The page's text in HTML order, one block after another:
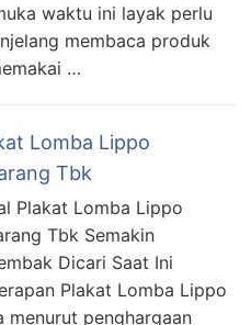
waktu ini layak perlu
membaca produk
…
Lomba Lippo
Tbk
Plakat Lomba Lippo
Tbk Semakin
Dicari Saat Ini
Plakat Lomba Lippo
menurut penghargaan